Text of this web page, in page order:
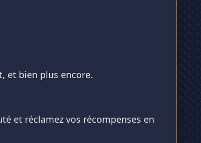
et bien plus encore.
et réclamez vos récompenses en